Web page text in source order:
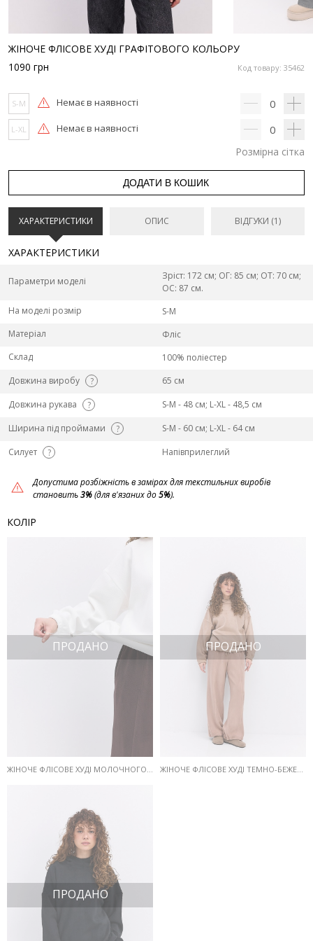
ЖІНОЧЕ ФЛІСОВЕ ХУДІ ГРАФІТОВОГО КОЛЬОРУ
Код товару: 35462
1090 грн
S-M Немає в наявності 0
L-XL Немає в наявності 0
Розмірна сітка
ДОДАТИ В КОШИК
ХАРАКТЕРИСТИКИ ОПИС ВІДГУКИ (1)
ХАРАКТЕРИСТИКИ
Параметри моделі
Зріст: 172 см; ОГ: 85 см; ОТ: 70 см;
ОС: 87 см.
На моделі розмір
S-M
Матеріал
Фліс
Склад
100% поліестер
Довжина виробу
?
65 см
Довжина рукава
?
S-M - 48 см; L-ХL - 48,5 см
Ширина під проймами
?
S-M - 60 см; L-ХL - 64 см
Силует
? Напівприлеглий
Допустима розбіжність в замірах для текстильних виробів
становить3%(для в'язаних до5%).
КОЛІР
ПРОДАНО
ЖІНОЧЕ ФЛІСОВЕ ХУДІ МОЛОЧНОГО КОЛЬОРУ
ПРОДАНО
ЖІНОЧЕ ФЛІСОВЕ ХУДІ ТЕМНО-БЕЖЕВОГО КОЛЬОРУ
ПРОДАНО